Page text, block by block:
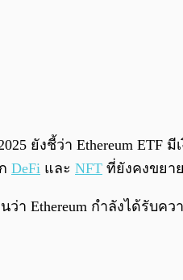
ยังชี้ว่า Ethereum ETF
DeFi และ NFT ที่ยังคงขยา
า Ethereum กำลังได้รับ